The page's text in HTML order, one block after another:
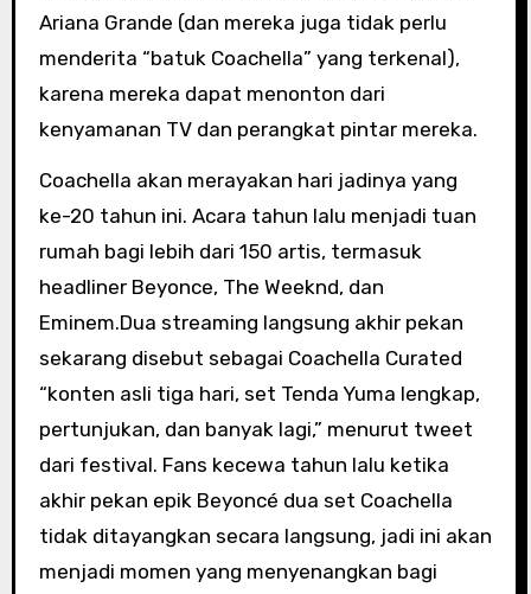
Ariana Grande (dan mereka juga tidak perlu
menderita “batuk Coachella” yang terkenal),
karena mereka dapat menonton dari
kenyamanan TV dan perangkat pintar mereka.
Coachella akan merayakan hari jadinya yang
ke-20 tahun ini. Acara tahun lalu menjadi tuan
rumah bagi lebih dari 150 artis, termasuk
headliner Beyonce, The Weeknd, dan
Eminem.Dua streaming langsung akhir pekan
sekarang disebut sebagai Coachella Curated
“konten asli tiga hari, set Tenda Yuma lengkap,
pertunjukan, dan banyak lagi,” menurut tweet
dari festival. Fans kecewa tahun lalu ketika
akhir pekan epik Beyoncé dua set Coachella
tidak ditayangkan secara langsung, jadi ini akan
menjadi momen yang menyenangkan bagi